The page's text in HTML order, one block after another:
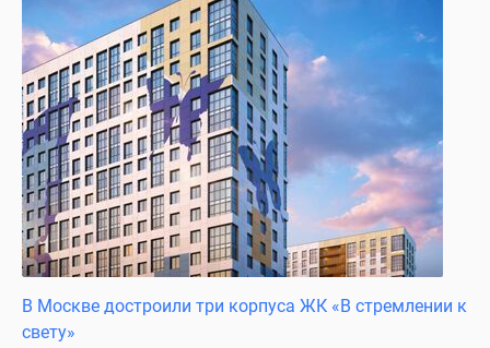
В Москве достроили три корпуса ЖК «В стремлении к
свету»